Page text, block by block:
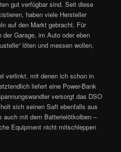
gut verfügbar sind. Seit diese
haben viele Hersteller
auf den Markt gebracht. Für
Garage, im Auto oder eben
löten und messen wollen,
verlinkt, mit denen ich schon in
liefert eine Power-Bank
versorgt das DSO
sich seinen Saft ebenfalls aus
mit dem Batterielötkolben –
Equipment nicht mitschleppen